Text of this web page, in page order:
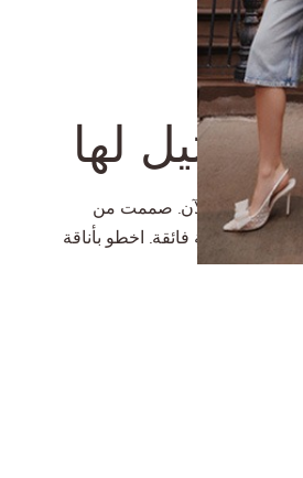
مثيل لها
راحة حتى الآن. صممت من
لك راحة فائقة. اخطو بأناقة